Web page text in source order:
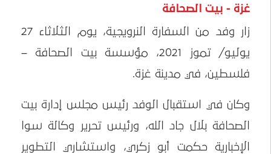
غزة - بيت الصحافة
زار وفد من السفارة النرويجية، يوم الثلاثاء 27
يوليو/ تموز 2021، مؤسسة بيت الصحافة –
فلسطين، في مدينة غزة.
وكان في استقبال الوفد رئيس مجلس إدارة بيت
الصحافة بلال جاد الله، ورئيس تحرير وكالة سوا
الإخبارية حكمت أبو زكري، واستشاري التطوير